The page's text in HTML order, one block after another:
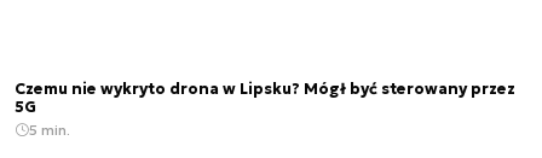
Czemu nie wykryto drona w Lipsku? Mógł być sterowany przez
5G
5 min.